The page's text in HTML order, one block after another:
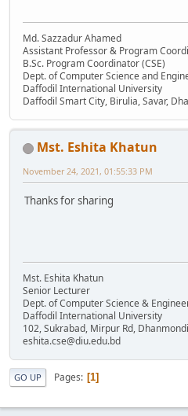
Md. Sazzadur Ahamed
Assistant Professor & ​Program
​B.Sc. Program Coordinator (CSE)
Dept. of Computer Science and
Daffodil International University
Daffodil Smart City, Birulia, Savar,
Mst. Eshita Khatun
November 24, 2021, 01:55:33 PM
Thanks for sharing
Mst. Eshita Khatun
Senior Lecturer
Dept. of Computer Science &
Daffodil International University
102, Sukrabad, Mirpur Rd,
eshita.cse@diu.edu.bd
GO UP Pages 1